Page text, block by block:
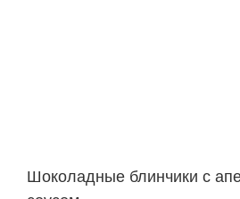
Шоколадные блинчики с